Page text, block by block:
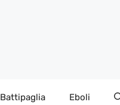
Battipaglia Eboli